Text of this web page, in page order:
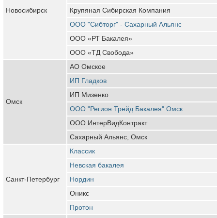
Новосибирск
Крупяная Сибирская Компания
ООО "Сибторг" - Сахарный Альянс
ООО «РТ Бакалея»
ООО «ТД Свобода»
Омск
АО Омское
ИП Гладков
ИП Мизенко
ООО "Регион Трейд Бакалея" Омск
ООО ИнтерВидКонтракт
Сахарный Альянс, Омск
Санкт-Петербург
Классик
Невская бакалея
Нордин
Оникс
Протон